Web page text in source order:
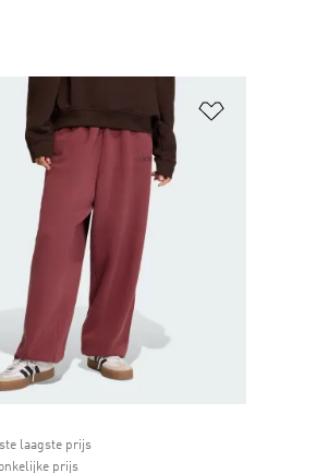
zetten
laagste prijs
prijs